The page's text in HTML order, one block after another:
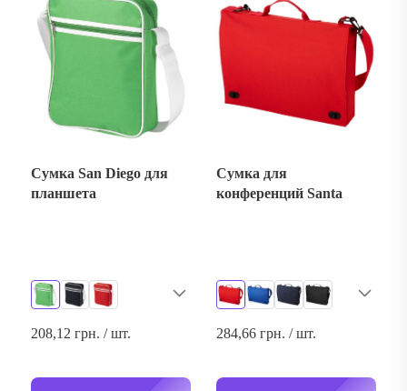
Сумка San Diego для
планшета
208,12 грн. / шт.
Сумка для
конференций Santa
284,66 грн. / шт.